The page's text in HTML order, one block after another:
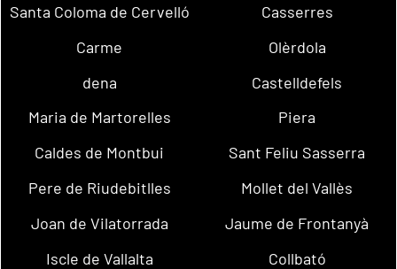
Santa Coloma de Cervelló
Casserres
Carme
Olèrdola
dena
Castelldefels
Maria de Martorelles
Piera
Caldes de Montbui
Sant Feliu Sasserra
Pere de Riudebitlles
Mollet del Vallès
Joan de Vilatorrada
Jaume de Frontanyà
Iscle de Vallalta
Collbató